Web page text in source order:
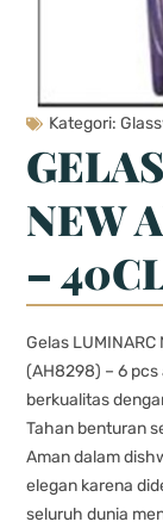
Kategori:
NEW
–
Gelas
(AH8298) – 6
berkualitas
Tahan benturan
Aman dalam
elegan karena
seluruh dunia